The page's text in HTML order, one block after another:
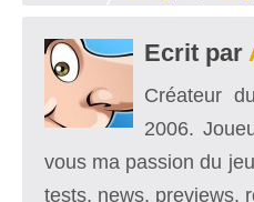
Ecrit par
Créateur
2006.
vous ma passion du
tests, news, previews,